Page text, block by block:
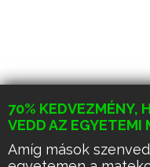
70% KEDVEZMÉNY,
VEDD AZ EGYETEMI
Amíg mások